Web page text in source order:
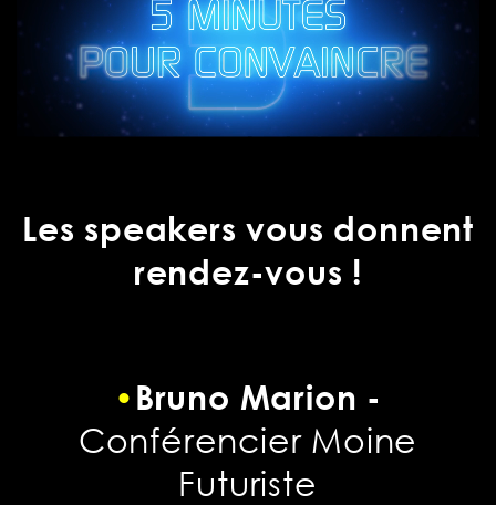
Les speakers vous donnent
rendez-vous !
•Bruno Marion -
Conférencier Moine
Futuriste